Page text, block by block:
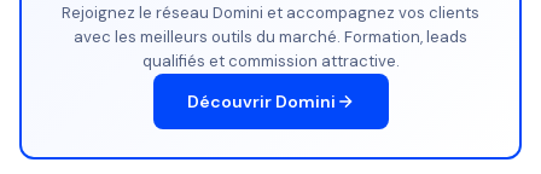
Rejoignez le réseau Domini et accompagnez vos clients
avec les meilleurs outils du marché. Formation, leads
qualifiés et commission attractive.
Découvrir Domini